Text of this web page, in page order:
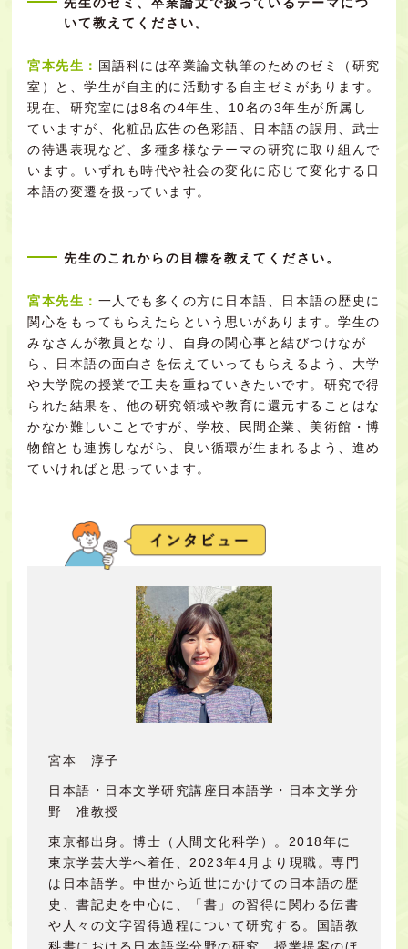
いて教えてください。
宮本先生： 国語科には卒業論文執筆のためのゼミ（研究
室）と、学生が自主的に活動する自主ゼミがあります。
現在、研究室には8名の4年生、10名の3年生が所属し
ていますが、化粧品広告の色彩語、日本語の誤用、武士
の待遇表現など、多種多様なテーマの研究に取り組んで
います。いずれも時代や社会の変化に応じて変化する日
本語の変遷を扱っています。
先生のこれからの目標を教えてください。
宮本先生： 一人でも多くの方に日本語、日本語の歴史に
関心をもってもらえたらという思いがあります。学生の
みなさんが教員となり、自身の関心事と結びつけなが
ら、日本語の面白さを伝えていってもらえるよう、大学
や大学院の授業で工夫を重ねていきたいです。研究で得
られた結果を、他の研究領域や教育に還元することはな
かなか難しいことですが、学校、民間企業、美術館・博
物館とも連携しながら、良い循環が生まれるよう、進め
ていければと思っています。
宮本 淳子
日本語・日本文学研究講座日本語学・日本文学分
野 准教授
東京都出身。博士（人間文化科学）。2018年に
東京学芸大学へ着任、2023年4月より現職。専門
は日本語学。中世から近世にかけての日本語の歴
史、書記史を中心に、「書」の習得に関わる伝書
や人々の文字習得過程について研究する。国語教